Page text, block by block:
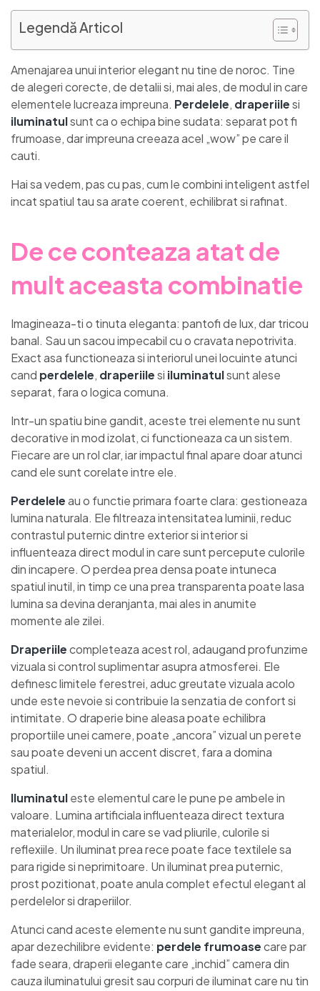
Legendă Articol
Amenajarea unui interior elegant nu tine de noroc. Tine
de alegeri corecte, de detalii si, mai ales, de modul in care
elementele lucreaza impreuna. Perdelele, draperiilesi
iluminatulsunt ca o echipa bine sudata: separat pot fi
frumoase, dar impreuna creeaza acel „wow” pe care il
cauti.
Hai sa vedem, pas cu pas, cum le combini inteligent astfel
incat spatiul tau sa arate coerent, echilibrat si rafinat.
De ce conteaza atat de
mult aceasta combinatie
Imagineaza-ti o tinuta eleganta: pantofi de lux, dar tricou
banal. Sau un sacou impecabil cu o cravata nepotrivita.
Exact asa functioneaza si interiorul unei locuinte atunci
cand perdelele, draperiilesi iluminatulsunt alese
separat, fara o logica comuna.
Intr-un spatiu bine gandit, aceste trei elemente nu sunt
decorative in mod izolat, ci functioneaza ca un sistem.
Fiecare are un rol clar, iar impactul final apare doar atunci
cand ele sunt corelate intre ele.
Perdeleleau o functie primara foarte clara: gestioneaza
lumina naturala. Ele filtreaza intensitatea luminii, reduc
contrastul puternic dintre exterior si interior si
influenteaza direct modul in care sunt percepute culorile
din incapere. O perdea prea densa poate intuneca
spatiul inutil, in timp ce una prea transparenta poate lasa
lumina sa devina deranjanta, mai ales in anumite
momente ale zilei.
Draperiilecompleteaza acest rol, adaugand profunzime
vizuala si control suplimentar asupra atmosferei. Ele
definesc limitele ferestrei, aduc greutate vizuala acolo
unde este nevoie si contribuie la senzatia de confort si
intimitate. O draperie bine aleasa poate echilibra
proportiile unei camere, poate „ancora” vizual un perete
sau poate deveni un accent discret, fara a domina
spatiul.
Iluminatuleste elementul care le pune pe ambele in
valoare. Lumina artificiala influenteaza direct textura
materialelor, modul in care se vad pliurile, culorile si
reflexiile. Un iluminat prea rece poate face textilele sa
para rigide si neprimitoare. Un iluminat prea puternic,
prost pozitionat, poate anula complet efectul elegant al
perdelelor si draperiilor.
Atunci cand aceste elemente nu sunt gandite impreuna,
apar dezechilibre evidente: perdele frumoasecare par
fade seara, draperii elegante care „inchid” camera din
cauza iluminatului gresit sau corpuri de iluminat care nu tin